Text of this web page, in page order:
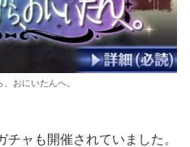
おにいたんへ。
ャも開催されていました。